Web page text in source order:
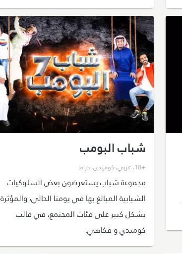
شباب البومب
+18 ،عربي، كوميدي،دراما
مجموعة شباب يستعرضون بعض السلوكيات
الشبابية المبالغ بها في يومنا الحالي، والمؤثرة
بشكل كبير على فئات المجتمع، في قالب
كوميدي و فكاهي.